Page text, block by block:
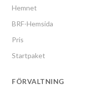
Hemnet
BRF-Hemsida
Pris
Startpaket
FÖRVALTNING